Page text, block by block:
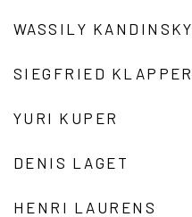
WASSILY KANDINSKY
SIEGFRIED KLAPPER
YURI KUPER
DENIS LAGET
HENRI LAURENS